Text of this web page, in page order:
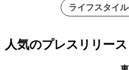
ライフスタイ
人気のプレスリリース